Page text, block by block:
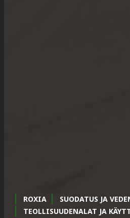
ROXIA
SUODATUS JA
TEOLLISUUDENALAT JA